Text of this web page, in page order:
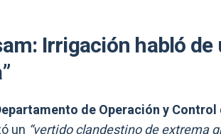
Irrigación habló
de Operación y